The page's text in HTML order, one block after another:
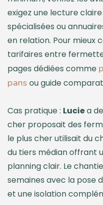
exigez une lecture
spécialisées ou
en relation. Pour mieux
tarifaires entre
pages dédiées comme
pans ou guide
Cas pratique : Luciea
cher proposait des
le plus cher utilisait du
du tiers médian offrant
planning clair. Le
semaines avec la pose
et une isolation